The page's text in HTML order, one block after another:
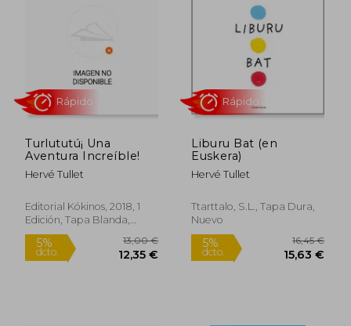
5%
dcto.
12,49 €
11,87 €
5%
Rápido
Turlututú¡ Una
Aventura Increíble!
Hervé Tullet
Editorial Kókinos, 2018, 1
Edición, Tapa Blanda,
Nuevo
Liburu Bat (en
Euskera)
Hervé Tullet
Ttarttalo, S.L., Tapa Dura,
Nuevo